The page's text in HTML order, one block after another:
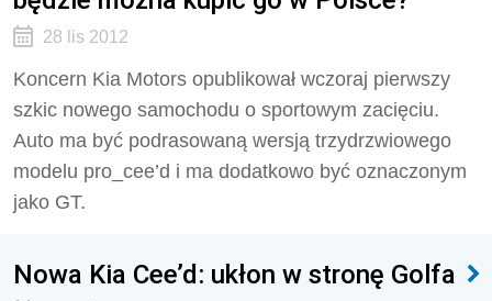
28 lis 2012
Koncern Kia Motors opublikował wczoraj pierwszy
szkic nowego samochodu o sportowym zacięciu.
Auto ma być podrasowaną wersją trzydrzwiowego
modelu pro_cee’d i ma dodatkowo być oznaczonym
jako GT.
Nowa Kia Cee’d: ukłon w stronę Golfa